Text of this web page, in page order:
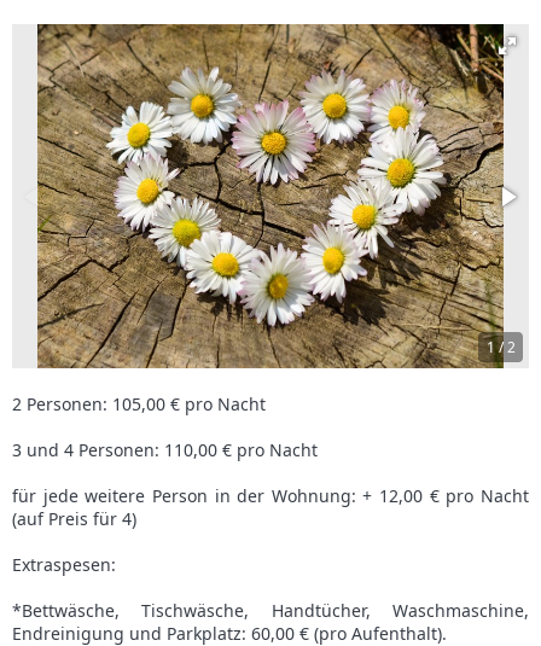
1/2
2 Personen: 105,00 € pro Nacht
3 und 4 Personen: 110,00 € pro Nacht
für jede weitere Person in der Wohnung: + 12,00 € pro Nacht
(auf Preis für 4)
Extraspesen:
*Bettwäsche, Tischwäsche, Handtücher, Waschmaschine,
Endreinigung und Parkplatz: 60,00 € (pro Aufenthalt).